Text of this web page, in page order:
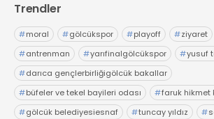
Trendler
#moral #gölcükspor #playoff #ziyaret
#antrenman #yarıfinalgölcükspor #yusuf
#darıca gençlerbirliğigölcük bakallar
#büfeler ve tekel bayileri odası #faruk hikmet
#gölcük belediyesiesnaf #tuncay yıldız #